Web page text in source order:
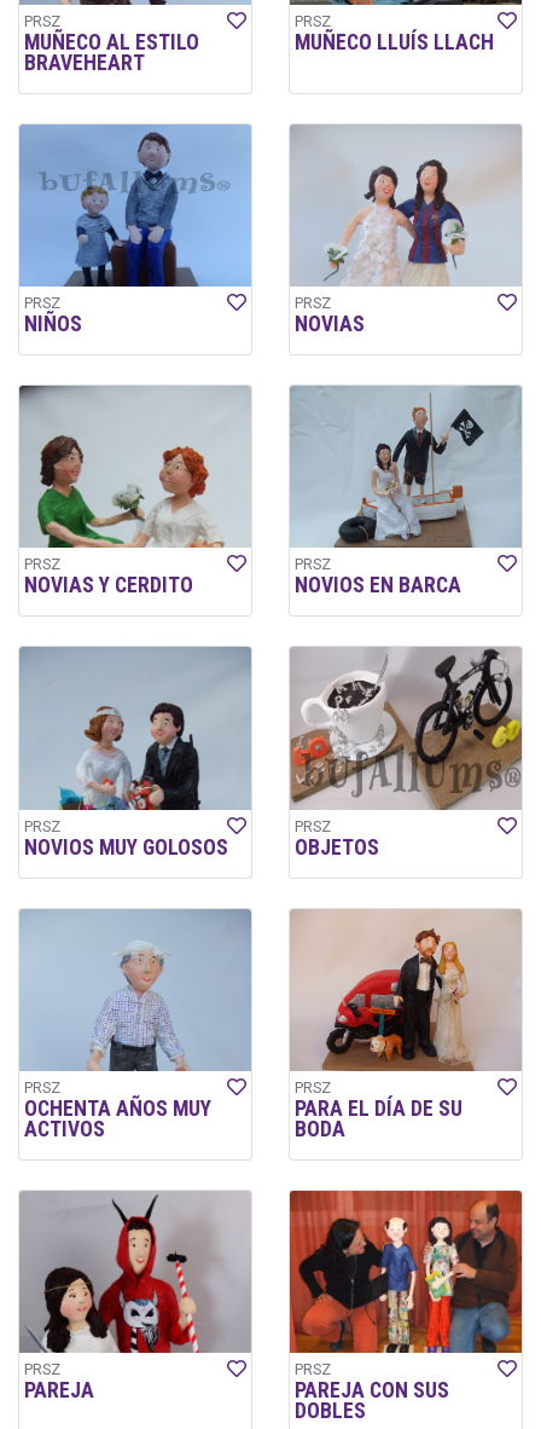
PRSZ
MUÑECO AL ESTILO
BRAVEHEART
PRSZ
MUÑECO LLUÍS LLACH
PRSZ
NIÑOS
PRSZ
NOVIAS
PRSZ
NOVIAS Y CERDITO
PRSZ
NOVIOS EN BARCA
PRSZ
NOVIOS MUY GOLOSOS
PRSZ
OBJETOS
PRSZ
OCHENTA AÑOS MUY
ACTIVOS
PRSZ
PARA EL DÍA DE SU
BODA
PRSZ
PAREJA
PRSZ
PAREJA CON SUS
DOBLES